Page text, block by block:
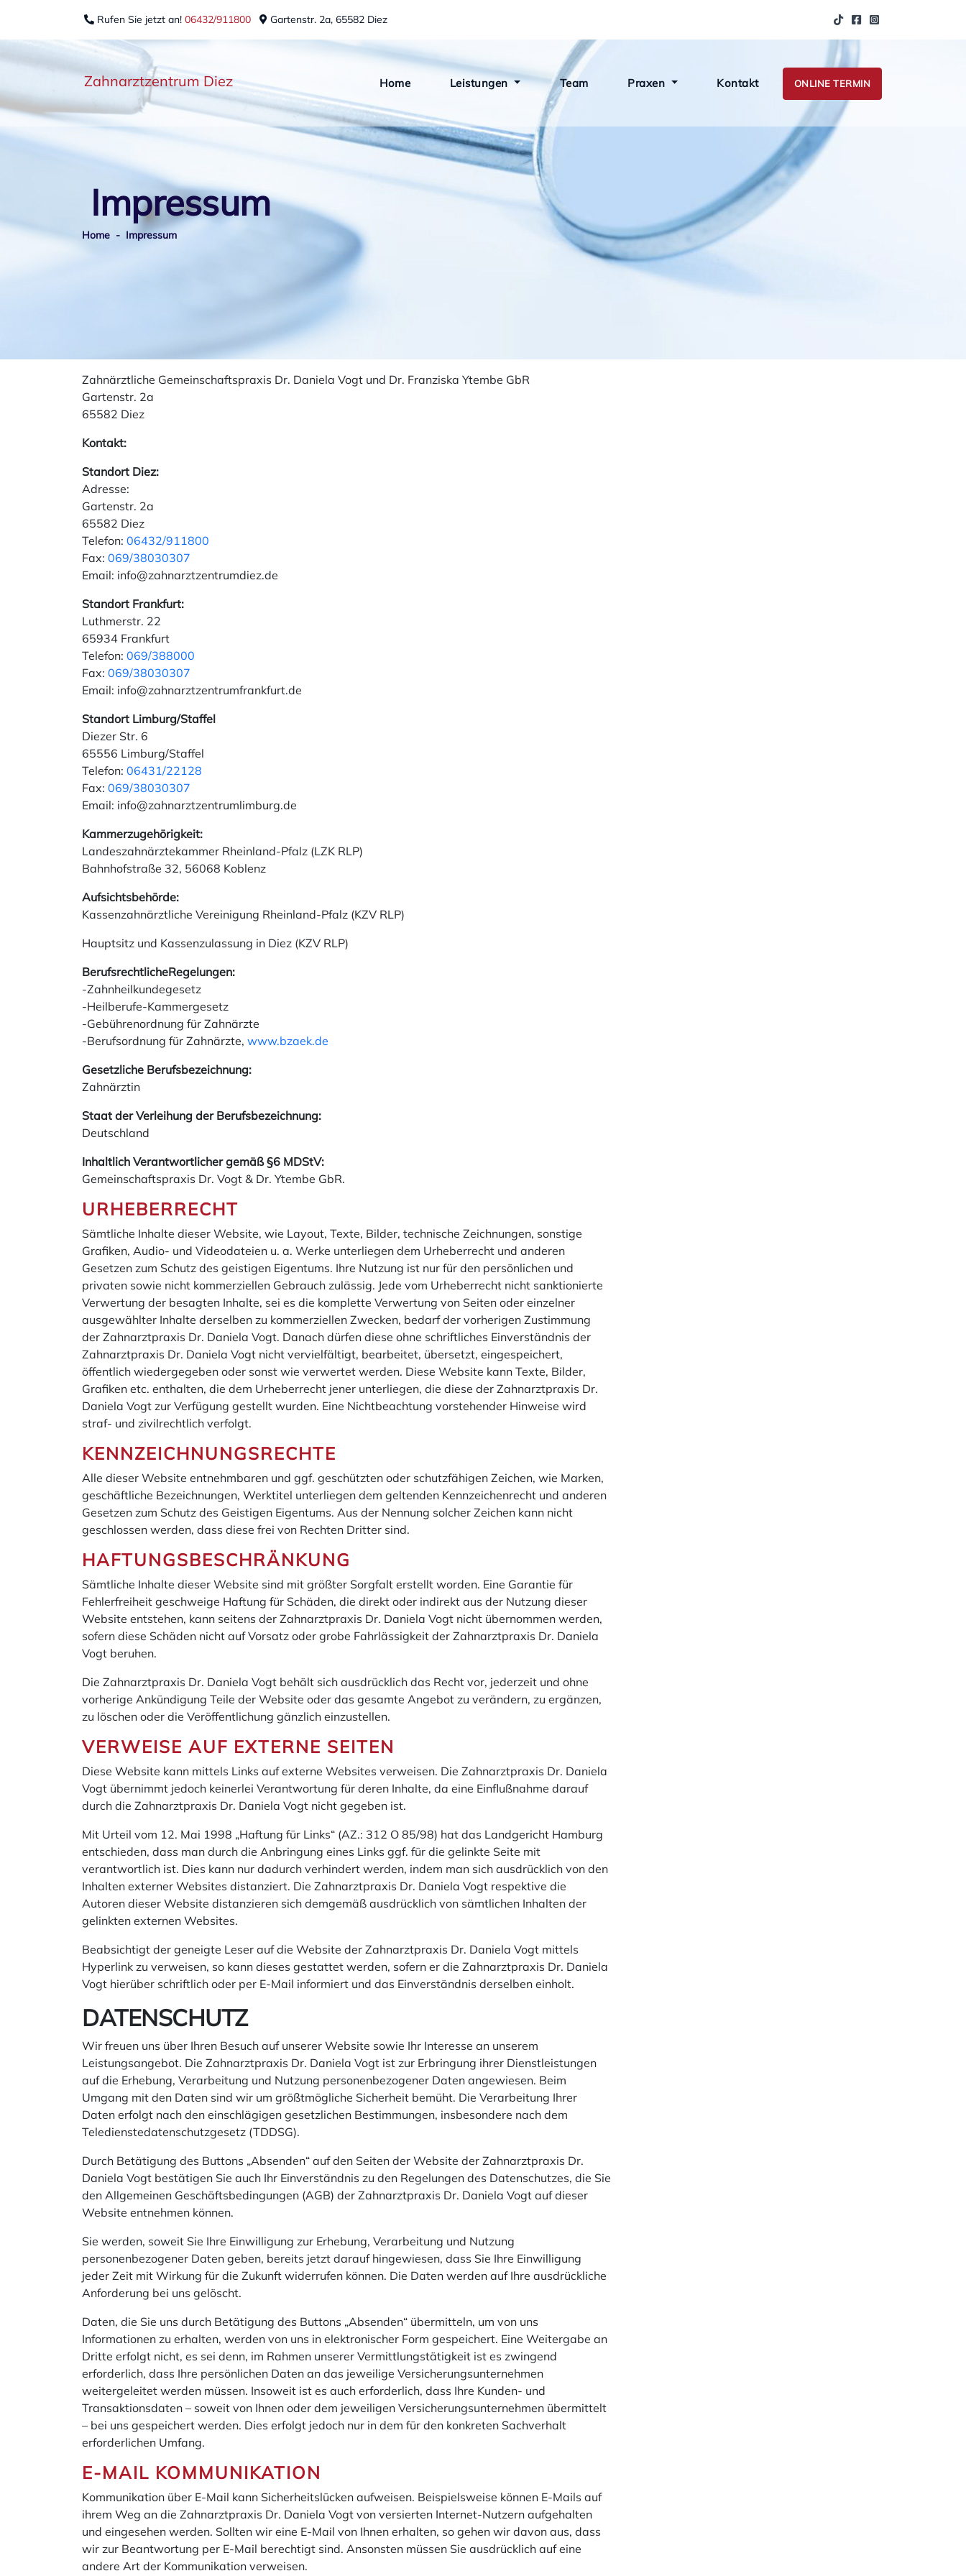
Rufen Sie jetzt an! 06432/911800 Gartenstr. 2a, 65582 Diez
Zahnarztzentrum Diez Home Leistungen Team Praxen Kontakt ONLINE TERMIN
Impressum
Home - Impressum
Zahnärztliche Gemeinschaftspraxis Dr. Daniela Vogt und Dr. Franziska Ytembe GbR
Gartenstr. 2a
65582 Diez
Kontakt:
Standort Diez:
Adresse:
Gartenstr. 2a
65582 Diez
Telefon: 06432/911800
Fax: 069/38030307
Email: info@zahnarztzentrumdiez.de
Standort Frankfurt:
Luthmerstr. 22
65934 Frankfurt
Telefon: 069/388000
Fax: 069/38030307
Email: info@zahnarztzentrumfrankfurt.de
Standort Limburg/Staffel
Diezer Str. 6
65556 Limburg/Staffel
Telefon: 06431/22128
Fax: 069/38030307
Email: info@zahnarztzentrumlimburg.de
Kammerzugehörigkeit:
Landeszahnärztekammer Rheinland-Pfalz (LZK RLP)
Bahnhofstraße 32, 56068 Koblenz
Aufsichtsbehörde:
Kassenzahnärztliche Vereinigung Rheinland-Pfalz (KZV RLP)
Hauptsitz und Kassenzulassung in Diez (KZV RLP)
BerufsrechtlicheRegelungen:
-Zahnheilkundegesetz
-Heilberufe-Kammergesetz
-Gebührenordnung für Zahnärzte
-Berufsordnung für Zahnärzte, www.bzaek.de
Gesetzliche Berufsbezeichnung:
Zahnärztin
Staat der Verleihung der Berufsbezeichnung:
Deutschland
Inhaltlich Verantwortlicher gemäß §6 MDStV:
Gemeinschaftspraxis Dr. Vogt & Dr. Ytembe GbR.
URHEBERRECHT
Sämtliche Inhalte dieser Website, wie Layout, Texte, Bilder, technische Zeichnungen, sonstige
Grafiken, Audio- und Videodateien u. a. Werke unterliegen dem Urheberrecht und anderen
Gesetzen zum Schutz des geistigen Eigentums. Ihre Nutzung ist nur für den persönlichen und
privaten sowie nicht kommerziellen Gebrauch zulässig. Jede vom Urheberrecht nicht sanktionierte
Verwertung der besagten Inhalte, sei es die komplette Verwertung von Seiten oder einzelner
ausgewählter Inhalte derselben zu kommerziellen Zwecken, bedarf der vorherigen Zustimmung
der Zahnarztpraxis Dr. Daniela Vogt. Danach dürfen diese ohne schriftliches Einverständnis der
Zahnarztpraxis Dr. Daniela Vogt nicht vervielfältigt, bearbeitet, übersetzt, eingespeichert,
öffentlich wiedergegeben oder sonst wie verwertet werden. Diese Website kann Texte, Bilder,
Grafiken etc. enthalten, die dem Urheberrecht jener unterliegen, die diese der Zahnarztpraxis Dr.
Daniela Vogt zur Verfügung gestellt wurden. Eine Nichtbeachtung vorstehender Hinweise wird
straf- und zivilrechtlich verfolgt.
KENNZEICHNUNGSRECHTE
Alle dieser Website entnehmbaren und ggf. geschützten oder schutzfähigen Zeichen, wie Marken,
geschäftliche Bezeichnungen, Werktitel unterliegen dem geltenden Kennzeichenrecht und anderen
Gesetzen zum Schutz des Geistigen Eigentums. Aus der Nennung solcher Zeichen kann nicht
geschlossen werden, dass diese frei von Rechten Dritter sind.
HAFTUNGSBESCHRÄNKUNG
Sämtliche Inhalte dieser Website sind mit größter Sorgfalt erstellt worden. Eine Garantie für
Fehlerfreiheit geschweige Haftung für Schäden, die direkt oder indirekt aus der Nutzung dieser
Website entstehen, kann seitens der Zahnarztpraxis Dr. Daniela Vogt nicht übernommen werden,
sofern diese Schäden nicht auf Vorsatz oder grobe Fahrlässigkeit der Zahnarztpraxis Dr. Daniela
Vogt beruhen.
Die Zahnarztpraxis Dr. Daniela Vogt behält sich ausdrücklich das Recht vor, jederzeit und ohne
vorherige Ankündigung Teile der Website oder das gesamte Angebot zu verändern, zu ergänzen,
zu löschen oder die Veröffentlichung gänzlich einzustellen.
VERWEISE AUF EXTERNE SEITEN
Diese Website kann mittels Links auf externe Websites verweisen. Die Zahnarztpraxis Dr. Daniela
Vogt übernimmt jedoch keinerlei Verantwortung für deren Inhalte, da eine Einflußnahme darauf
durch die Zahnarztpraxis Dr. Daniela Vogt nicht gegeben ist.
Mit Urteil vom 12. Mai 1998 „Haftung für Links“ (AZ.: 312 O 85/98) hat das Landgericht Hamburg
entschieden, dass man durch die Anbringung eines Links ggf. für die gelinkte Seite mit
verantwortlich ist. Dies kann nur dadurch verhindert werden, indem man sich ausdrücklich von den
Inhalten externer Websites distanziert. Die Zahnarztpraxis Dr. Daniela Vogt respektive die
Autoren dieser Website distanzieren sich demgemäß ausdrücklich von sämtlichen Inhalten der
gelinkten externen Websites.
Beabsichtigt der geneigte Leser auf die Website der Zahnarztpraxis Dr. Daniela Vogt mittels
Hyperlink zu verweisen, so kann dieses gestattet werden, sofern er die Zahnarztpraxis Dr. Daniela
Vogt hierüber schriftlich oder per E-Mail informiert und das Einverständnis derselben einholt.
DATENSCHUTZ
Wir freuen uns über Ihren Besuch auf unserer Website sowie Ihr Interesse an unserem
Leistungsangebot. Die Zahnarztpraxis Dr. Daniela Vogt ist zur Erbringung ihrer Dienstleistungen
auf die Erhebung, Verarbeitung und Nutzung personenbezogener Daten angewiesen. Beim
Umgang mit den Daten sind wir um größtmögliche Sicherheit bemüht. Die Verarbeitung Ihrer
Daten erfolgt nach den einschlägigen gesetzlichen Bestimmungen, insbesondere nach dem
Teledienstedatenschutzgesetz (TDDSG).
Durch Betätigung des Buttons „Absenden“ auf den Seiten der Website der Zahnarztpraxis Dr.
Daniela Vogt bestätigen Sie auch Ihr Einverständnis zu den Regelungen des Datenschutzes, die Sie
den Allgemeinen Geschäftsbedingungen (AGB) der Zahnarztpraxis Dr. Daniela Vogt auf dieser
Website entnehmen können.
Sie werden, soweit Sie Ihre Einwilligung zur Erhebung, Verarbeitung und Nutzung
personenbezogener Daten geben, bereits jetzt darauf hingewiesen, dass Sie Ihre Einwilligung
jeder Zeit mit Wirkung für die Zukunft widerrufen können. Die Daten werden auf Ihre ausdrückliche
Anforderung bei uns gelöscht.
Daten, die Sie uns durch Betätigung des Buttons „Absenden“ übermitteln, um von uns
Informationen zu erhalten, werden von uns in elektronischer Form gespeichert. Eine Weitergabe an
Dritte erfolgt nicht, es sei denn, im Rahmen unserer Vermittlungstätigkeit ist es zwingend
erforderlich, dass Ihre persönlichen Daten an das jeweilige Versicherungsunternehmen
weitergeleitet werden müssen. Insoweit ist es auch erforderlich, dass Ihre Kunden- und
Transaktionsdaten – soweit von Ihnen oder dem jeweiligen Versicherungsunternehmen übermittelt
– bei uns gespeichert werden. Dies erfolgt jedoch nur in dem für den konkreten Sachverhalt
erforderlichen Umfang.
E-MAIL KOMMUNIKATION
Kommunikation über E-Mail kann Sicherheitslücken aufweisen. Beispielsweise können E-Mails auf
ihrem Weg an die Zahnarztpraxis Dr. Daniela Vogt von versierten Internet-Nutzern aufgehalten
und eingesehen werden. Sollten wir eine E-Mail von Ihnen erhalten, so gehen wir davon aus, dass
wir zur Beantwortung per E-Mail berechtigt sind. Ansonsten müssen Sie ausdrücklich auf eine
andere Art der Kommunikation verweisen.